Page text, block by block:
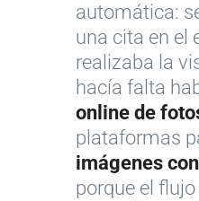
automática:
una cita en el
realizaba la
hacía falta
online de
plataformas
imágenes
porque el